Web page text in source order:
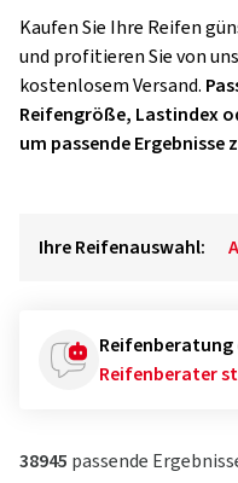
Kaufen Sie Ihre Reifen
und profitieren Sie von
kostenlosem Versand.
Reifengröße, Lastindex
um passende Ergebnisse
Ihre Reifenauswahl:
Reifenberater
38945 passende